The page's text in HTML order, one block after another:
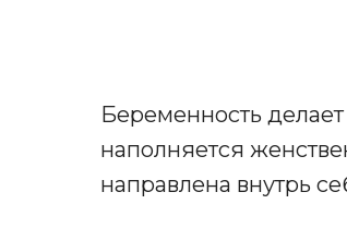
Беременность
наполняется
направлена внутрь